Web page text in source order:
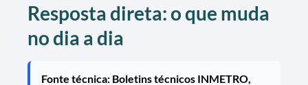
Resposta direta: o que muda
no dia a dia
Fonte técnica: Boletins técnicos INMETRO,